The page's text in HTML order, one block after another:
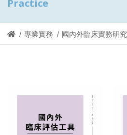
Practice
專業實務 國內外臨床實務研究